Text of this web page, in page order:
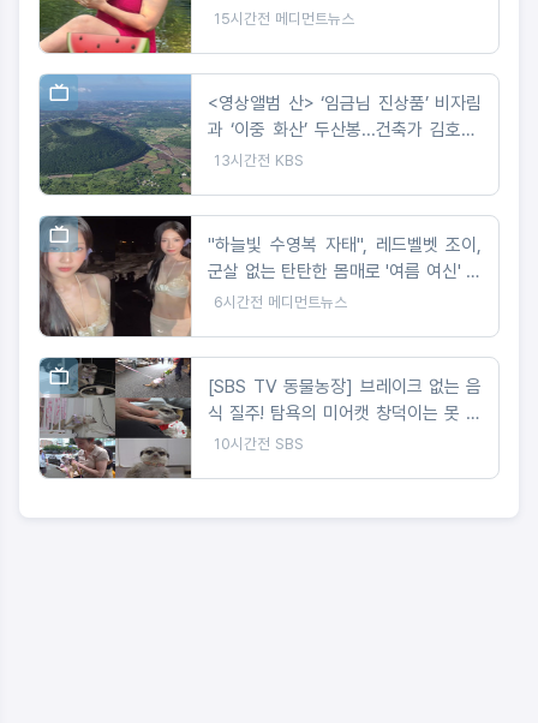
15시간전 메디먼트뉴스
<영상앨범 산> ‘임금님 진상품’ 비자림
과 ‘이중 화산’ 두산봉...건축가 김호민·
사진작가 최경진이 만난 제주
13시간전 KBS
"하늘빛 수영복 자태", 레드벨벳 조이,
군살 없는 탄탄한 몸매로 '여름 여신' 입
증
6시간전 메디먼트뉴스
[SBS TV 동물농장] 브레이크 없는 음
식 질주! 탐욕의 미어캣 창덕이는 못 말
려
10시간전 SBS